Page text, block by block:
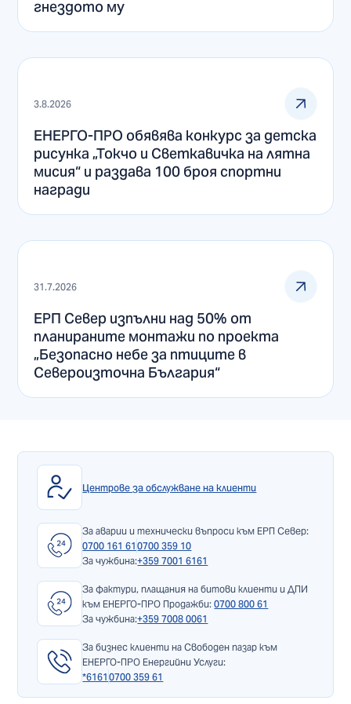
гнездото му
3.8.2026
ЕНЕРГО-ПРО обявява конкурс за детска
рисунка „Токчо и Светкавичка на лятна
мисия“ и раздава 100 броя спортни
награди
31.7.2026
ЕРП Север изпълни над 50% от
планираните монтажи по проекта
„Безопасно небе за птиците в
Североизточна България“
Центрове за обслужване на клиенти
За аварии и технически въпроси към ЕРП Север:
0700 161 61 0700 359 10
За чужбина:+359 7001 6161
За фактури, плащания на битови клиенти и ДПИ
към ЕНЕРГО-ПРО Продажби:0700 800 61
За чужбина:+359 7008 0061
За бизнес клиенти на Свободен пазар към
ЕНЕРГО-ПРО Енергийни Услуги:
*6161 0700 359 61